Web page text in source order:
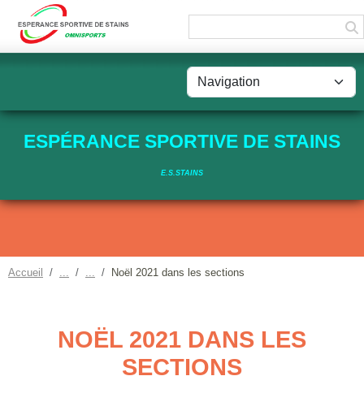
ESPÉRANCE SPORTIVE DE STAINS
E.S.STAINS
Accueil Noël 2021 dans les sections
NOËL 2021 DANS LES
SECTIONS
Panneau de gestion des cookies